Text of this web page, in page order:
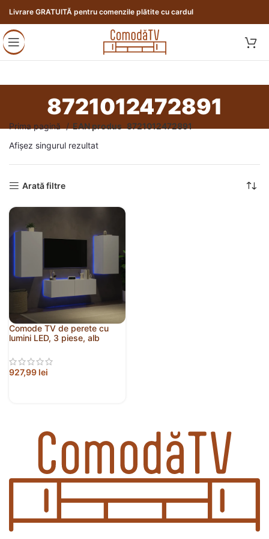
Livrare GRATUITĂ pentru comenzile plătite cu cardul
8721012472891
Prima pagină EAN produs 8721012472891
Afișez singurul rezultat
Arată filtre
Comode TV de perete cu
lumini LED, 3 piese, alb
927,99 lei